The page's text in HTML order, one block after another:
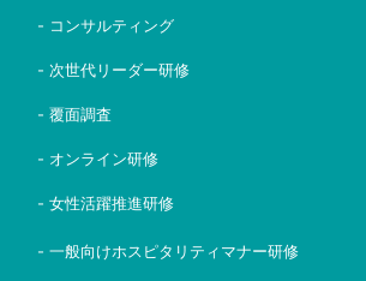
- コンサルティング
- 次世代リーダー研修
- 覆面調査
- オンライン研修
- 女性活躍推進研修
- 一般向けホスピタリティマナー研修